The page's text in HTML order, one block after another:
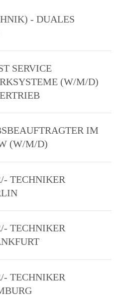
- DUALES
SERVICE
(W/M/D)
IM
(W/M/D)
TECHNIKER
TECHNIKER
TECHNIKER